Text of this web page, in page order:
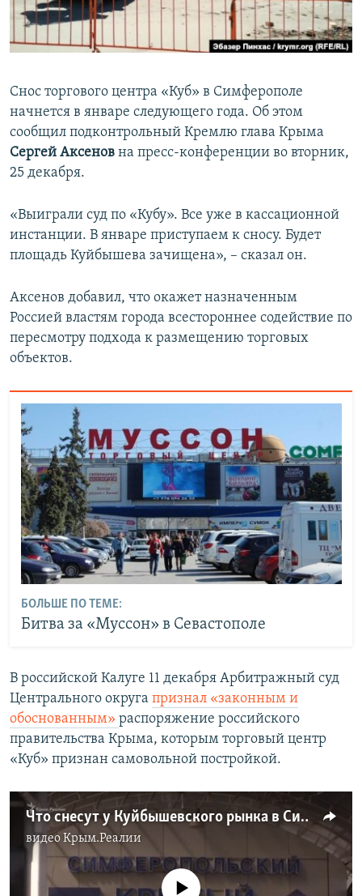
ПОБЕДИТЕЛЕЙ НЕ СУДЯТ?
КРЫМ.НЕПОКОРЕННЫЙ
УКРАИНСКАЯ ПРОБЛЕМА КРЫМА
ПРИСОЕДИНЯЙТЕСЬ!
Все сайты RFE/RL
Снос торгового центра «Куб» в Симферополе
начнется в январе следующего года. Об этом
сообщил подконтрольный Кремлю глава Крыма
Сергей Аксенов на пресс-конференции во вторник,
25 декабря.
«Выиграли суд по «Кубу». Все уже в кассационной
инстанции. В январе приступаем к сносу. Будет
площадь Куйбышева зачищена», – сказал он.
Аксенов добавил, что окажет назначенным
Россией властям города всестороннее содействие по
пересмотру подхода к размещению торговых
объектов.
БОЛЬШЕ ПО ТЕМЕ:
Битва за «Муссон» в Севастополе
В российской Калуге 11 декабря Арбитражный суд
Центрального округа признал «законным и
обоснованным» распоряжение российского
правительства Крыма, которым торговый центр
«Куб» признан самовольной постройкой.
Что снесут у Куйбышевского рынка в Симферополе (видео)
видеоКрым.Реалии
No media source currently available